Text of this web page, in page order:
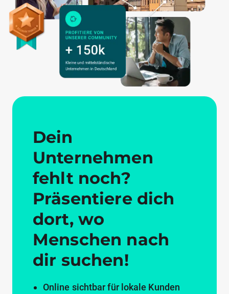
Dein
Unternehmen
fehlt noch?
Präsentiere dich
dort, wo
Menschen nach
dir suchen!
Online sichtbar für lokale Kunden